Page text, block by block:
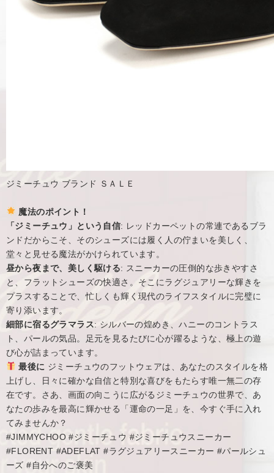
ジミーチュウ ブランド ＳＡＬＥ
魔法のポイント！
「ジミーチュウ」という自信: レッドカーペットの常連であるブラ
ンドだからこそ、そのシューズには履く人の佇まいを美しく、
堂々と見せる魔法がかけられています。
昼から夜まで、美しく駆ける: スニーカーの圧倒的な歩きやすさ
と、フラットシューズの快適さ。そこにラグジュアリーな輝きを
プラスすることで、忙しくも輝く現代のライフスタイルに完璧に
寄り添います。
細部に宿るグラマラス: シルバーの煌めき、ハニーのコントラス
ト、パールの気品。足元を見るたびに心が躍るような、極上の遊
び心が詰まっています。
最後に ジミーチュウのフットウェアは、あなたのスタイルを格
上げし、日々に確かな自信と特別な喜びをもたらす唯一無二の存
在です。さあ、画面の向こうに広がるジミーチュウの世界で、あ
なたの歩みを最高に輝かせる「運命の一足」を、今すぐ手に入れ
てみませんか？
#JIMMYCHOO #ジミーチュウ #ジミーチュウスニーカー
#FLORENT #ADEFLAT #ラグジュアリースニーカー #パールシュ
ーズ #自分へのご褒美